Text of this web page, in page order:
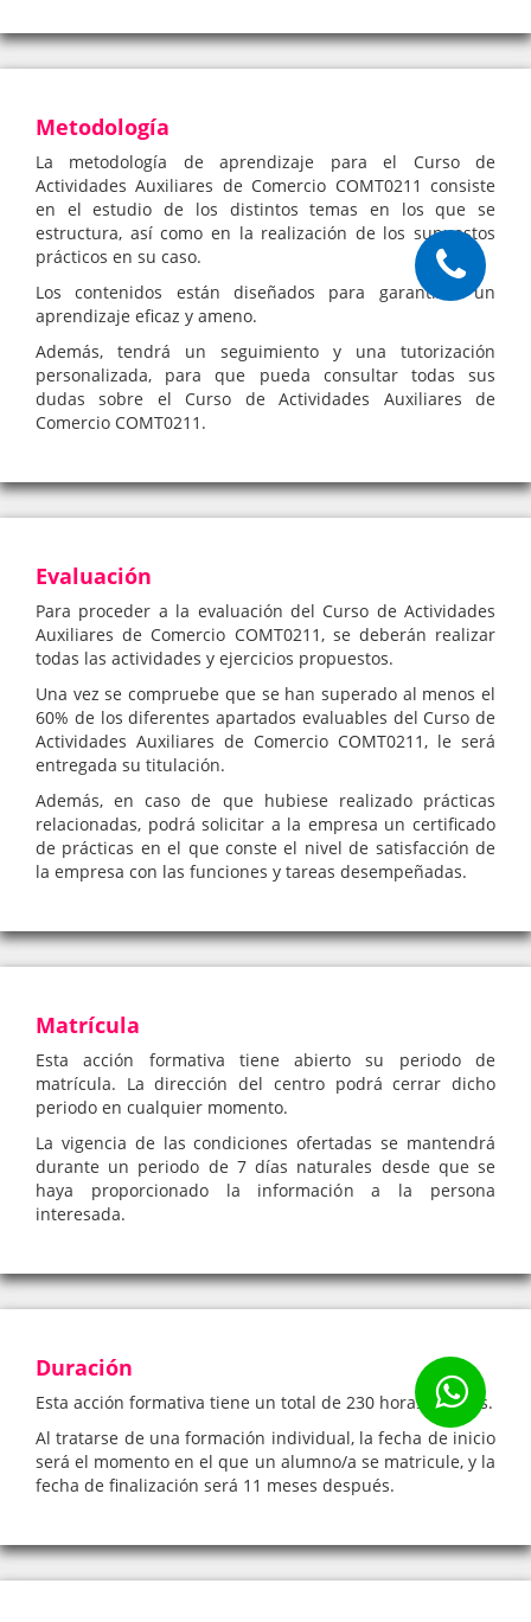
Metodología
La metodología de aprendizaje para el Curso de
Actividades Auxiliares de Comercio COMT0211 consiste
en el estudio de los distintos temas en los que se
estructura, así como en la realización de los supuestos
prácticos en su caso.
Los contenidos están diseñados para garantizar un
aprendizaje eficaz y ameno.
Además, tendrá un seguimiento y una tutorización
personalizada, para que pueda consultar todas sus
dudas sobre el Curso de Actividades Auxiliares de
Comercio COMT0211.
Evaluación
Para proceder a la evaluación del Curso de Actividades
Auxiliares de Comercio COMT0211, se deberán realizar
todas las actividades y ejercicios propuestos.
Una vez se compruebe que se han superado al menos el
60% de los diferentes apartados evaluables del Curso de
Actividades Auxiliares de Comercio COMT0211, le será
entregada su titulación.
Además, en caso de que hubiese realizado prácticas
relacionadas, podrá solicitar a la empresa un certificado
de prácticas en el que conste el nivel de satisfacción de
la empresa con las funciones y tareas desempeñadas.
Matrícula
Esta acción formativa tiene abierto su periodo de
matrícula. La dirección del centro podrá cerrar dicho
periodo en cualquier momento.
La vigencia de las condiciones ofertadas se mantendrá
durante un periodo de 7 días naturales desde que se
haya proporcionado la información a la persona
interesada.
Duración
Esta acción formativa tiene un total de 230 horas lectivas.
Al tratarse de una formación individual, la fecha de inicio
será el momento en el que un alumno/a se matricule, y la
fecha de finalización será 11 meses después.